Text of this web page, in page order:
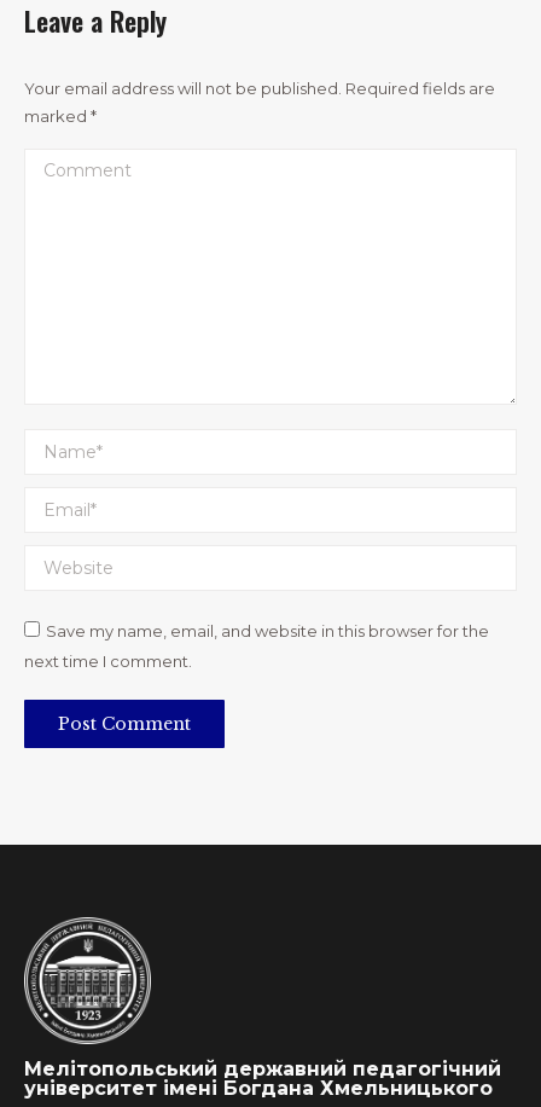
Leave a Reply
Your email address will not be published. Required fields are
marked *
Comment
Name *
Email *
Website
Save my name, email, and website in this browser for the
next time I comment.
Post Comment
Мелітопольський державний педагогічний
університет імені Богдана Хмельницького